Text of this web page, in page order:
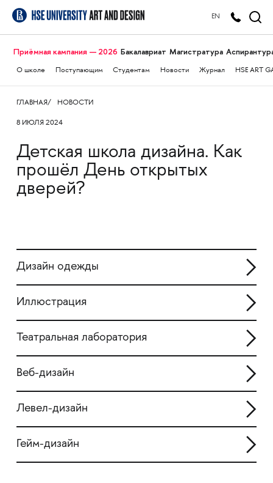
EN
Приёмная кампания — 2026 Бакалавриат Магистратура
О школе Поступающим Студентам Новости Журнал HSE ART
ГЛАВНАЯ НОВОСТИ
8 ИЮЛЯ 2024
Детская школа дизайна. Как
прошёл День открытых
дверей?
Дизайн одежды
Иллюстрация
Театральная лаборатория
Веб-дизайн
Левел-дизайн
Гейм-дизайн